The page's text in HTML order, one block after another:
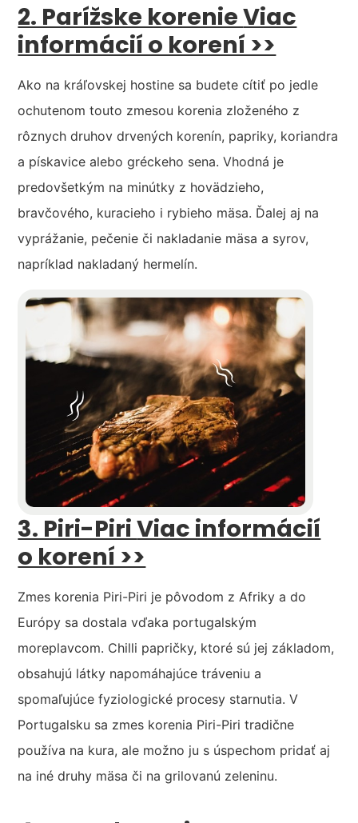
2. Parížske korenieViac
informácií o korení >>
Ako na kráľovskej hostine sa budete cítiť po jedle
ochutenom touto zmesou korenia zloženého z
rôznych druhov drvených korenín, papriky, koriandra
a pískavice alebo gréckeho sena. Vhodná je
predovšetkým na minútky z hovädzieho,
bravčového, kuracieho i rybieho mäsa. Ďalej aj na
vyprážanie, pečenie či nakladanie mäsa a syrov,
napríklad nakladaný hermelín.
3. Piri-PiriViac informácií
o korení >>
Zmes korenia Piri-Piri je pôvodom z Afriky a do
Európy sa dostala vďaka portugalským
moreplavcom. Chilli papričky, ktoré sú jej základom,
obsahujú látky napomáhajúce tráveniu a
spomaľujúce fyziologické procesy starnutia. V
Portugalsku sa zmes korenia Piri-Piri tradične
používa na kura, ale možno ju s úspechom pridať aj
na iné druhy mäsa či na grilovanú zeleninu.